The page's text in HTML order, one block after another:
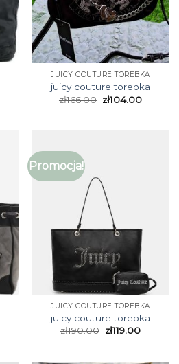
JUICY COUTURE TOREBKA
juicy couture torebka
zł166.00 zł104.00
Promocja!
JUICY COUTURE TOREBKA
juicy couture torebka
zł190.00 zł119.00